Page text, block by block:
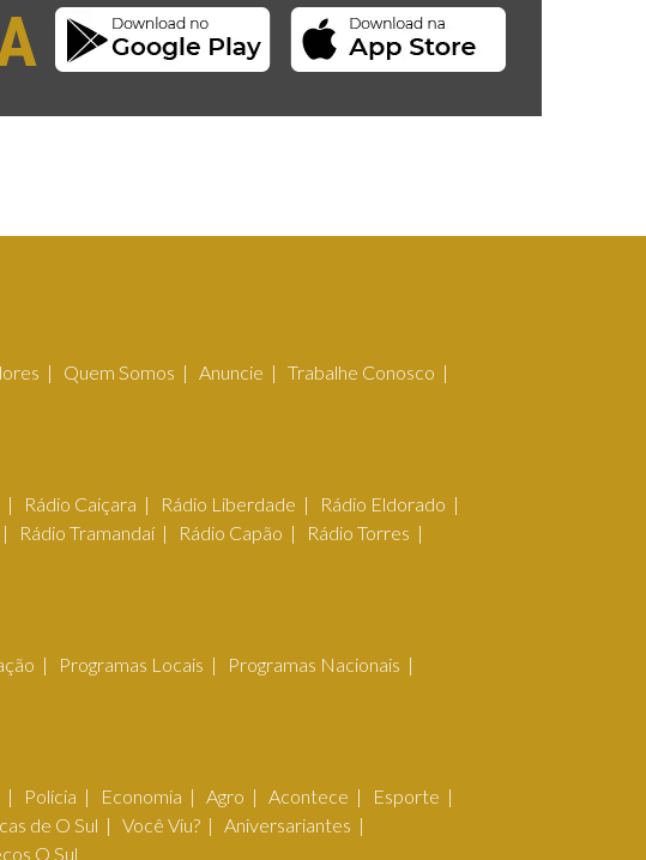
Quem Somos Anuncie
Trabalhe Conosco
Rádio Caiçara Rádio Liberdade
Rádio Eldorado
Rádio Tramandaí Rádio Capão
Rádio Torres
Programas Locais
Programas Nacionais
Polícia Economia Agro Acontece
Esporte
de O Sul Você Viu?
Aniversariantes
O Sul